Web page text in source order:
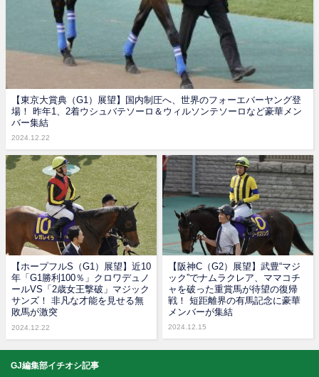
【東京大賞典（G1）展望】国内制圧へ、世界のフォーエバーヤング登
場！ 昨年1、2着ウシュバテソーロ＆ウィルソンテソーロなど豪華メン
バー集結
2024.12.22
【ホープフルS（G1）展望】近10
年「G1勝利100％」クロワデュノ
ールVS「2歳女王撃破」マジック
サンズ！ 非凡な才能を見せる無
敗馬が激突
2024.12.22
【阪神C（G2）展望】武豊“マジ
ック”でナムラクレア、ママコチ
ャを破った重賞馬が待望の復帰
戦！ 短距離界の有馬記念に豪華
メンバーが集結
2024.12.15
GJ編集部イチオシ記事